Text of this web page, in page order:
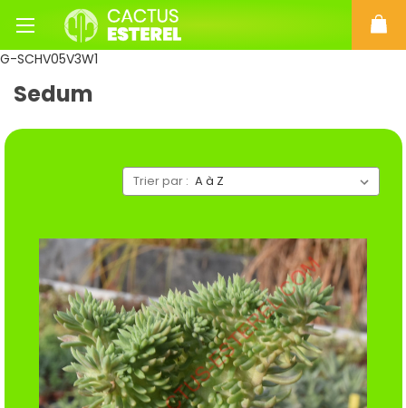
G-SCHV05V3W1
Sedum
Trier par :